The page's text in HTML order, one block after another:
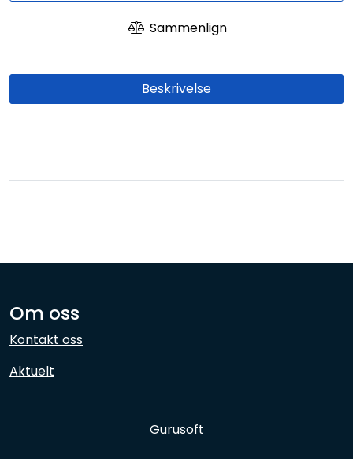
Sammenlign
Beskrivelse
Om oss
Kontakt oss
Aktuelt
Gurusoft
Skjermer